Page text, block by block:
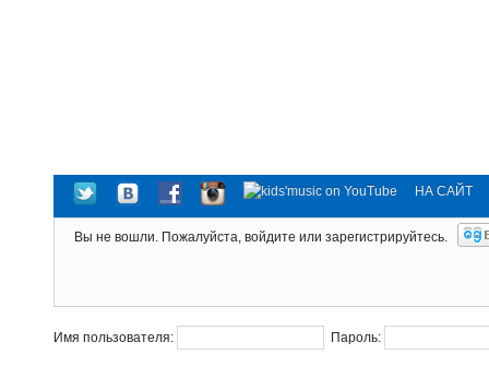
НА САЙТ
Вы не вошли. Пожалуйста, войдите или зарегистрируйтесь.
Имя пользователя: Пароль: